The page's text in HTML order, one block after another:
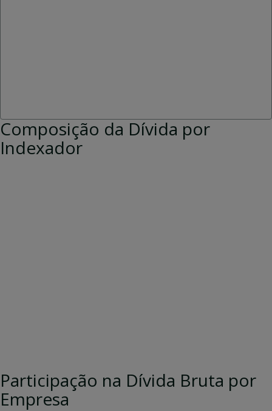
Composição da Dívida por
Indexador
Participação na Dívida Bruta por
Empresa